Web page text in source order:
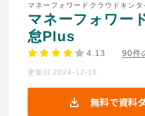
記事から探す
BOXILの使い方ガイド
マネーフォワードクラウドキンタ
マネーフォワー
怠Plus
4.13 90件
更新日 2024-12-16
無料で資料